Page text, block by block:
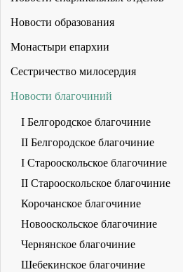
Новости образования
Монастыри епархии
Сестричество милосердия
Новости благочиний
I Белгородское благочиние
II Белгородское благочиние
I Старооскольское благочиние
II Старооскольское благочиние
Корочанское благочиние
Новооскольское благочиние
Чернянское благочиние
Шебекинское благочиние